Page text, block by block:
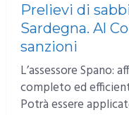
Prelievi di
Sardegna. Al
sanzioni
L’assessore Spano:
completo ed
Potrà essere